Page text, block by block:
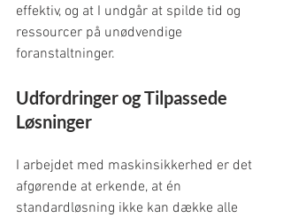
effektiv, og at I undgår at spilde tid og
ressourcer på unødvendige
foranstaltninger.
Udfordringer og Tilpassede
Løsninger
I arbejdet med maskinsikkerhed er det
afgørende at erkende, at én
standardløsning ikke kan dække alle